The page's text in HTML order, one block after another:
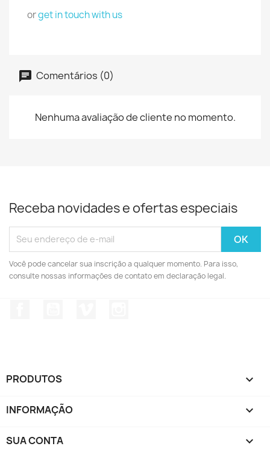
orget in touch with us
Comentários (0)
Nenhuma avaliação de cliente no momento.
Receba novidades e ofertas especiais
Você pode cancelar sua inscrição a qualquer momento. Para isso,
consulte nossas informações de contato em declaração legal.
PRODUTOS 
INFORMAÇÃO 
SUA CONTA 